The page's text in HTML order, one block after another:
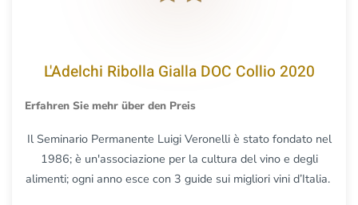
L'Adelchi Ribolla Gialla DOC Collio 2020
Erfahren Sie mehr über den Preis
Il Seminario Permanente Luigi Veronelli è stato fondato nel
1986; è un'associazione per la cultura del vino e degli
alimenti; ogni anno esce con 3 guide sui migliori vini d’Italia.